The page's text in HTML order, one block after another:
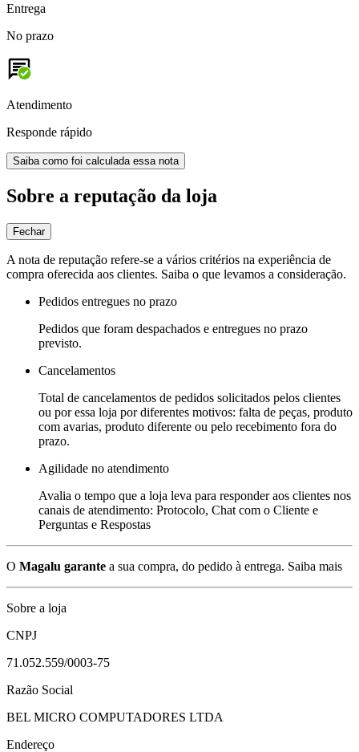
Entrega
No prazo
Atendimento
Responde rápido
Saiba como foi calculada essa nota
Sobre a reputação da loja
Fechar
A nota de reputação refere-se a vários critérios na experiência de
compra oferecida aos clientes. Saiba o que levamos a consideração.
Pedidos entregues no prazo
Pedidos que foram despachados e entregues no prazo
previsto.
Cancelamentos
Total de cancelamentos de pedidos solicitados pelos clientes
ou por essa loja por diferentes motivos: falta de peças, produto
com avarias, produto diferente ou pelo recebimento fora do
prazo.
Agilidade no atendimento
Avalia o tempo que a loja leva para responder aos clientes nos
canais de atendimento: Protocolo, Chat com o Cliente e
Perguntas e Respostas
O Magalu garante a sua compra, do pedido à entrega. Saiba mais
Sobre a loja
CNPJ
71.052.559/0003-75
Razão Social
BEL MICRO COMPUTADORES LTDA
Endereço